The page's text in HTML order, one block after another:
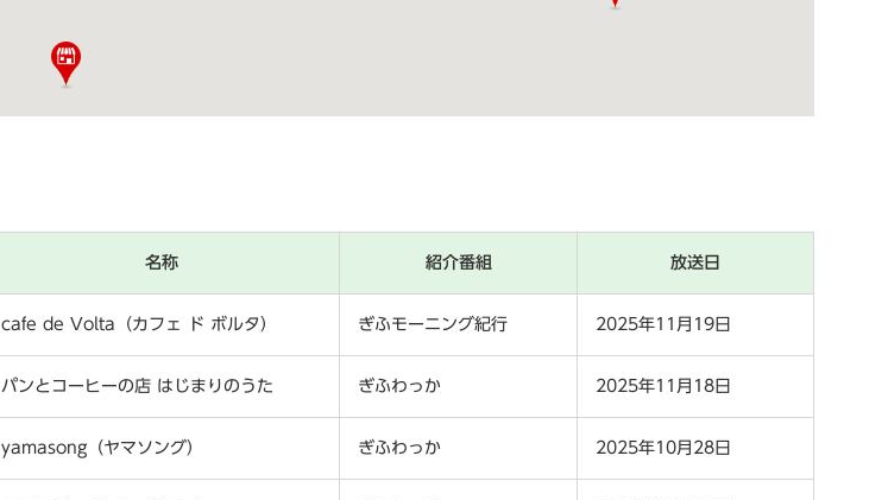
名称 紹介番組 放送日
cafe de Volta（カフェ ド ボルタ） ぎふモーニング紀行 2025年11月19日
パンとコーヒーの店 はじまりのうた ぎふわっか 2025年11月18日
yamasong（ヤマソング） ぎふわっか 2025年10月28日